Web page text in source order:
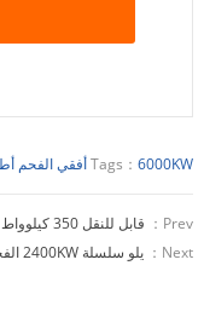
Tags：6000KW أفقي الفحم أطلقت سخانات النفط الحرارية
Prev：
قابل للنقل 350 كيلوواط الفحم الخشب أطلقت سخانات النفط الحرارية
Next：
يلو سلسلة 2400KW الفحم أطلقت المراجل النفط الحرارية